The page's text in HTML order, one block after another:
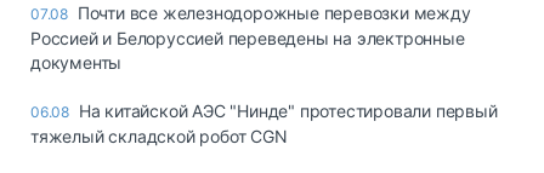
07.08 Почти все железнодорожные перевозки между
Россией и Белоруссией переведены на электронные
документы
06.08 На китайской АЭС "Нинде" протестировали первый
тяжелый складской робот CGN